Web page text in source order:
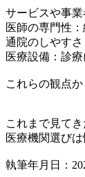
サービスや事
医師の専門性
通院のしやす
医療設備：診
これらの観点
これまで見て
医療機関選び
執筆年月日：